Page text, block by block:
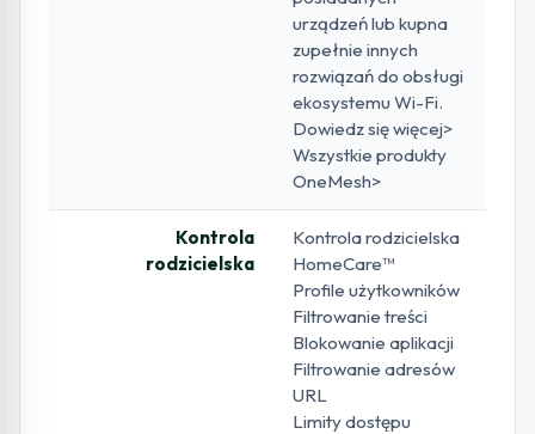
urządzeń lub kupna
zupełnie innych
rozwiązań do obsługi
ekosystemu Wi-Fi.
Dowiedz się więcej>
Wszystkie produkty
OneMesh>
Kontrola
rodzicielska
Kontrola rodzicielska
HomeCare™
Profile użytkowników
Filtrowanie treści
Blokowanie aplikacji
Filtrowanie adresów
URL
Limity dostępu